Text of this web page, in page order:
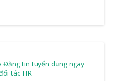
Đăng tin tuyển dụng ngay
tác HR